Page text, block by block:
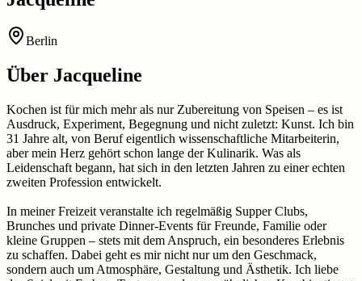
Berlin
Über Jacqueline
Kochen ist für mich mehr als nur Zubereitung von Speisen – es ist
Ausdruck, Experiment, Begegnung und nicht zuletzt: Kunst. Ich bin
31 Jahre alt, von Beruf eigentlich wissenschaftliche Mitarbeiterin,
aber mein Herz gehört schon lange der Kulinarik. Was als
Leidenschaft begann, hat sich in den letzten Jahren zu einer echten
zweiten Profession entwickelt.
In meiner Freizeit veranstalte ich regelmäßig Supper Clubs,
Brunches und private Dinner-Events für Freunde, Familie oder
kleine Gruppen – stets mit dem Anspruch, ein besonderes Erlebnis
zu schaffen. Dabei geht es mir nicht nur um den Geschmack,
sondern auch um Atmosphäre, Gestaltung und Ästhetik. Ich liebe